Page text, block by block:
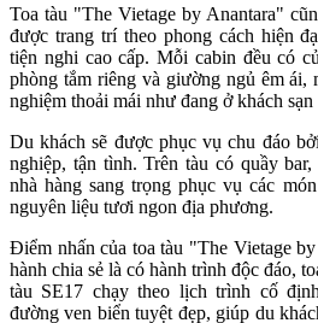
Toa tàu "The Vietage by Anantara"
được trang trí theo phong cách hiện
tiện nghi cao cấp. Mỗi cabin đều có
phòng tắm riêng và giường ngủ êm ái,
nghiệm thoải mái như đang ở khách sạn
Du khách sẽ được phục vụ chu đáo
nghiệp, tận tình. Trên tàu có quầy
nhà hàng sang trọng phục vụ các
nguyên liệu tươi ngon địa phương.
Điểm nhấn của toa tàu "The Vietage
hành chia sẻ là có hành trình độc đáo,
tàu SE17 chạy theo lịch trình cố
đường ven biển tuyệt đẹp, giúp du